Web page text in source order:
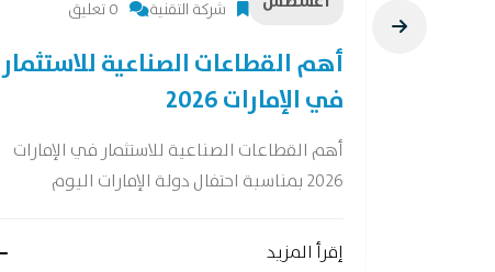
شركة التقنية 0 تعليق
أهم القطاعات الصناعية للاستثمار
في الإمارات 2026
أهم القطاعات الصناعية للاستثمار في الإمارات
2026 بمناسبة احتفال دولة الإمارات اليوم
إقرأ المزيد